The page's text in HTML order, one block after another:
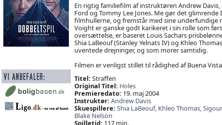
En rigtig familiefilm af instruktøren Andrew
Ford og Tommy Lee Jones. Me gør det
filmhullerne, og fremstår med sine underfundige
Voight er ganske godt karikeret i sin rolle som
oversættelse, er baseret Louis Sachars
Shia LaBeouf (Stanley Yelnats IV) og Khleo
uventede drejninger, og som morer samtidig.
Filmen er venligst stillet til rådighed af Buena
Titel: Straffen
Original Titel: Holes
Premieredato: 19. maj 2004
Instruktør: Andrew Davis
Skuespillere: Shia LaBeouf, Khleo Thomas,
Blake Nelson